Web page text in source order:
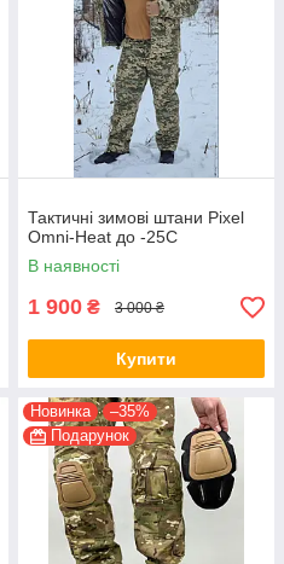
Тактичні зимові штани Pixel
Omni-Heat до -25С
В наявності
1 900 ₴ 3 000 ₴
Купити
Новинка
–35%
Подарунок